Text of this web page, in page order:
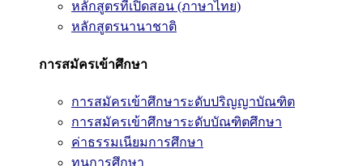
หลักสูตรที่เปิดสอน (ภาษาไทย)
หลักสูตรนานาชาติ
การสมัครเข้าศึกษา
การสมัครเข้าศึกษาระดับปริญญาบัณฑิต
การสมัครเข้าศึกษาระดับบัณฑิตศึกษา
ค่าธรรมเนียมการศึกษา
ทุนการศึกษา